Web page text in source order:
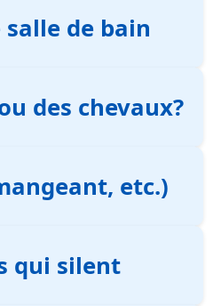
de bain
des chevaux?
etc.)
qui silent